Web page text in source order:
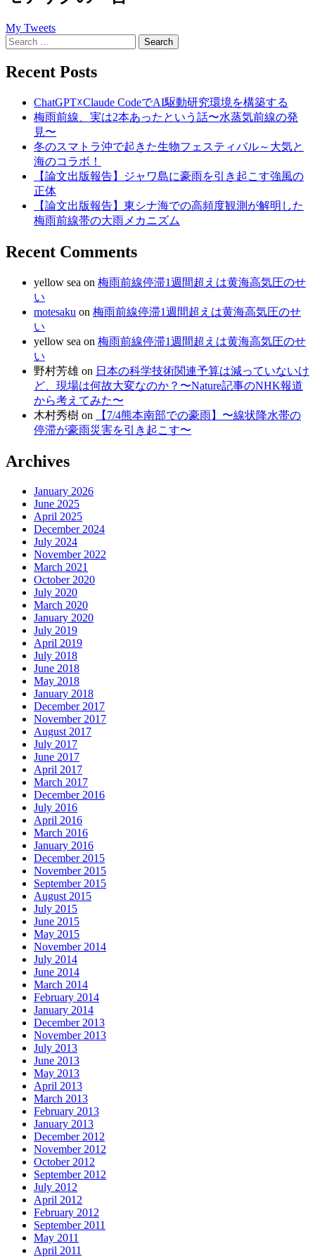
My Tweets
Search
for:
Recent Posts
ChatGPT☓Claude CodeでAI駆動研究環境を構築する
梅雨前線、実は2本あったという話〜水蒸気前線の発
見〜
冬のスマトラ沖で起きた生物フェスティバル～大気と
海のコラボ！
【論文出版報告】ジャワ島に豪雨を引き起こす強風の
正体
【論文出版報告】東シナ海での高頻度観測が解明した
梅雨前線帯の大雨メカニズム
Recent Comments
yellow sea on 梅雨前線停滞1週間超えは黄海高気圧のせ
い
motesaku on 梅雨前線停滞1週間超えは黄海高気圧のせ
い
yellow sea on 梅雨前線停滞1週間超えは黄海高気圧のせ
い
野村芳雄 on 日本の科学技術関連予算は減っていないけ
ど、現場は何故大変なのか？〜Nature記事のNHK報道
から考えてみた〜
木村秀樹 on
【7/4熊本南部での豪雨】〜線状降水帯の
停滞が豪雨災害を引き起こす〜
Archives
January 2026
June 2025
April 2025
December 2024
July 2024
November 2022
March 2021
October 2020
July 2020
March 2020
January 2020
July 2019
April 2019
July 2018
June 2018
May 2018
January 2018
December 2017
November 2017
August 2017
July 2017
June 2017
April 2017
March 2017
December 2016
July 2016
April 2016
March 2016
January 2016
December 2015
November 2015
September 2015
August 2015
July 2015
June 2015
May 2015
November 2014
July 2014
June 2014
March 2014
February 2014
January 2014
December 2013
November 2013
July 2013
June 2013
May 2013
April 2013
March 2013
February 2013
January 2013
December 2012
November 2012
October 2012
September 2012
July 2012
April 2012
February 2012
September 2011
May 2011
April 2011